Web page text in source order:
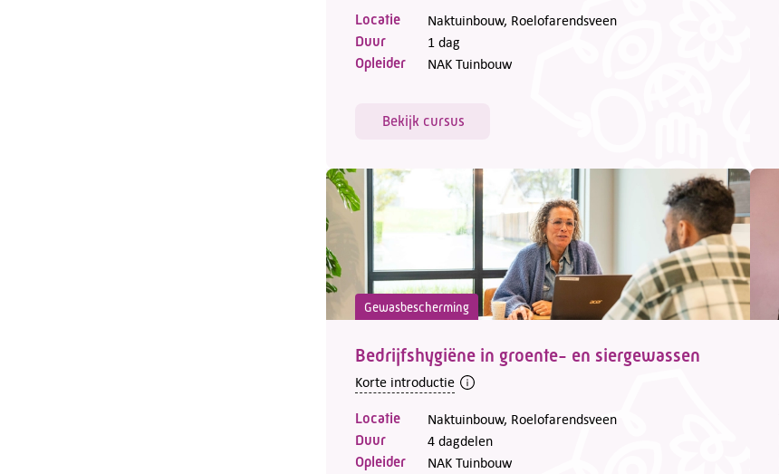
Locatie Naktuinbouw, Roelofarendsveen
Duur 1 dag
Opleider NAK Tuinbouw
Bekijk cursus
Gewasbescherming
Bedrijfshygiëne in groente- en siergewassen
Korte introductie
Locatie Naktuinbouw, Roelofarendsveen
Duur 4 dagdelen
Opleider NAK Tuinbouw